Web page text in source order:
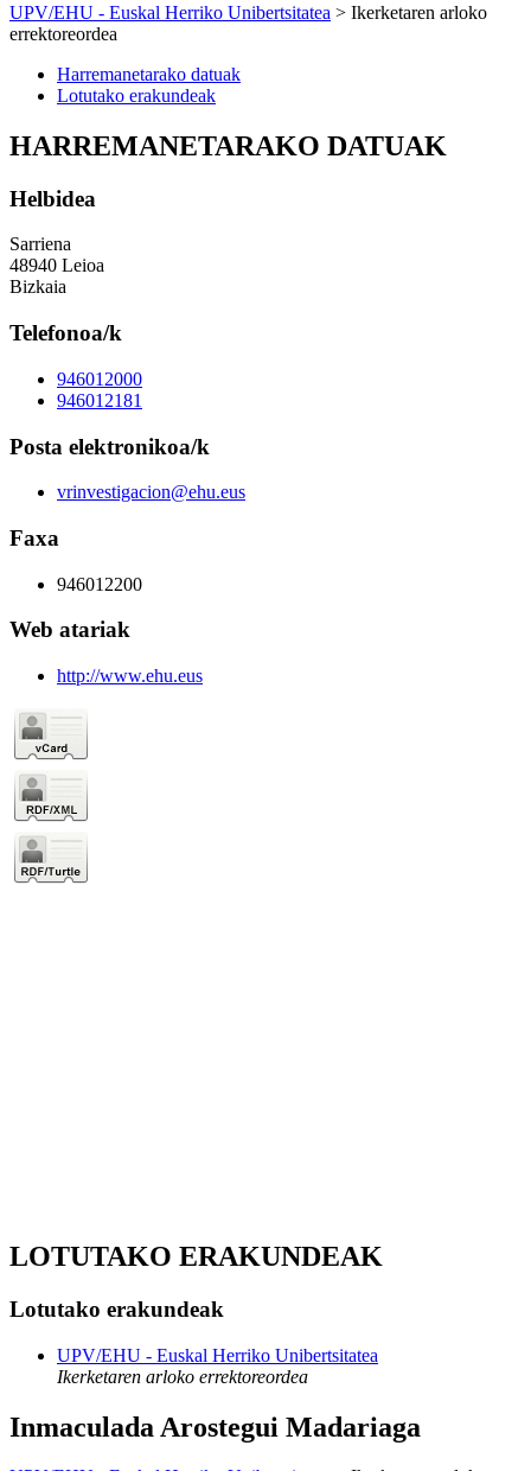
UPV/EHU - Euskal Herriko Unibertsitatea > Ikerketaren arloko
errektoreordea
Harremanetarako datuak
Lotutako erakundeak
HARREMANETARAKO DATUAK
Helbidea
Sarriena
48940 Leioa
Bizkaia
Telefonoa/k
946012000
946012181
Posta elektronikoa/k
vrinvestigacion@ehu.eus
Faxa
946012200
Web atariak
http://www.ehu.eus
LOTUTAKO ERAKUNDEAK
Lotutako erakundeak
UPV/EHU - Euskal Herriko Unibertsitatea
Ikerketaren arloko errektoreordea
Inmaculada Arostegui Madariaga